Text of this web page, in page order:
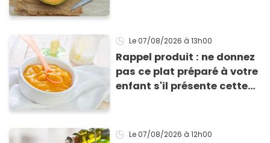
Le 07/08/2026 à 13h00
Rappel produit : ne donnez
pas ce plat préparé à votre
enfant s'il présente cette
Le 07/08/2026 à 12h00